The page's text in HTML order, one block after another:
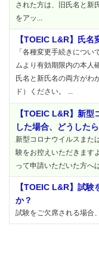
された方は、旧氏名と新
をアッ...
【TOEIC L&R】氏名
「各種変更手続きにつ
ムより有効期限内の本人
氏名と新氏名の両方がわ
ド）ください。 ...
【TOEIC L&R】新
した場合、どうした
新型コロナウイルスまた
験をお控えいただきます
って申請いただいた方へ
【TOEIC L&R】試
か？
試験をご欠席される場合